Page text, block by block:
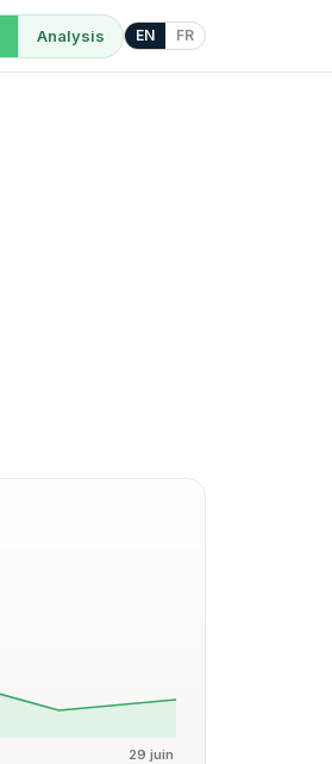
Analysis EN FR
29 juin